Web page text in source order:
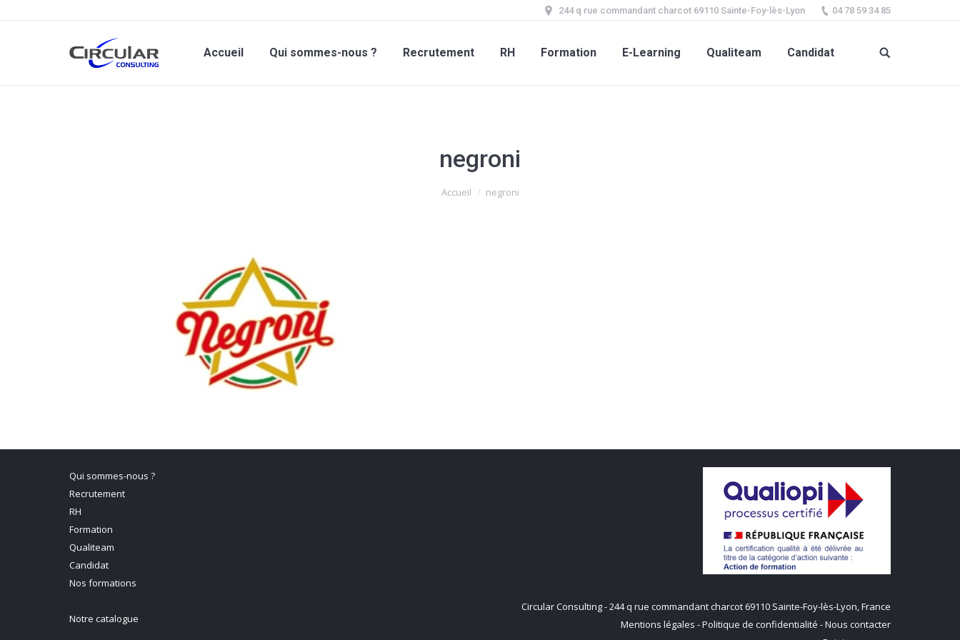
244 q rue commandant charcot 69110 Sainte-Foy-lès-Lyon 04 78 59 34 85
Accueil Qui sommes-nous ? Recrutement RH Formation E-Learning Qualiteam Candidat
negroni
Accueil negroni
Qui sommes-nous ?
Recrutement
RH
Formation
Qualiteam
Candidat
Nos formations
Notre catalogue
Circular Consulting - 244 q rue commandant charcot 69110 Sainte-Foy-lès-Lyon, France
Mentions légales -Politique de confidentialité -Nous contacter